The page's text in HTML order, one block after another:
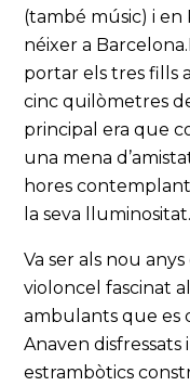
(també músic) i en
néixer a
portar els tres fills
cinc quilòmetres
principal era que
una mena
hores
la seva lluminositat.
Va ser als nou
violoncel fascinat
ambulants que es
Anaven
estrambòtics